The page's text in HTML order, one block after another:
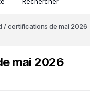
/ certifications de mai 2026
mai 2026